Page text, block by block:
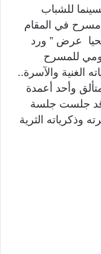
للشباب
مسرح في المقام
عرض ” ورد
للمسرح
الغنية والآسرة..
وأحد أعمدة
جلست جلسة
وذكرياته الثرية